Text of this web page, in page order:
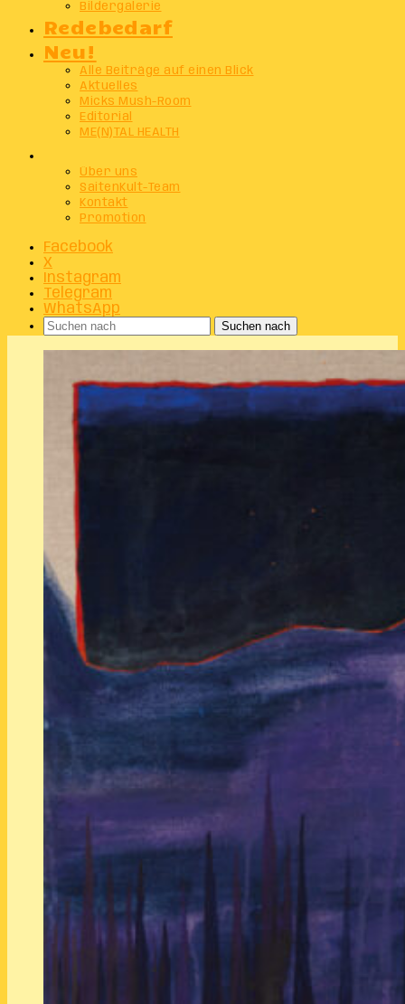
Bildergalerie
Redebedarf
Neu!
Alle Beiträge auf einen Blick
Aktuelles
Micks Mush-Room
Editorial
ME(N)TAL HEALTH
Über uns
SaitenKult-Team
Kontakt
Promotion
Facebook
X
Instagram
Telegram
WhatsApp
Suchen nach